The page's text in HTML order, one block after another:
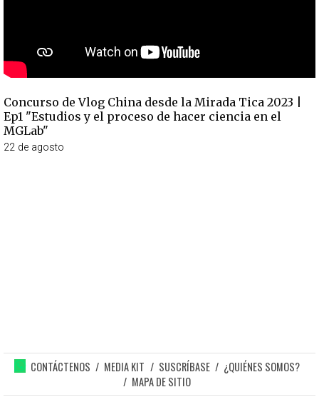
Concurso de Vlog China desde la Mirada Tica 2023 |
Ep1 "Estudios y el proceso de hacer ciencia en el
MGLab"
22 de agosto
CONTÁCTENOS MEDIA KIT SUSCRÍBASE
¿QUIÉNES SOMOS?
MAPA DE SITIO